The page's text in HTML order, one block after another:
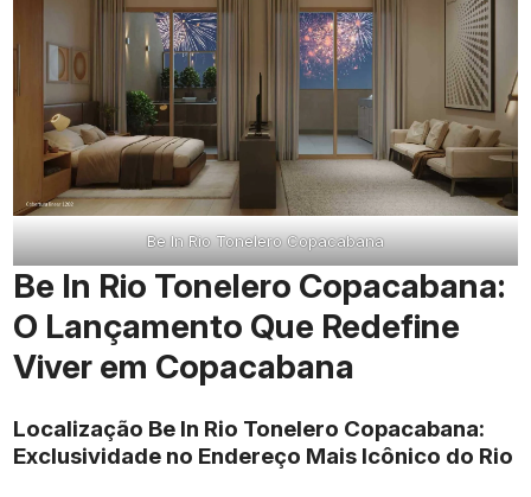
Be In Rio Tonelero Copacabana
Be In Rio Tonelero Copacabana:
O Lançamento Que Redefine
Viver em Copacabana
Localização Be In Rio Tonelero Copacabana:
Exclusividade no Endereço Mais Icônico do Rio